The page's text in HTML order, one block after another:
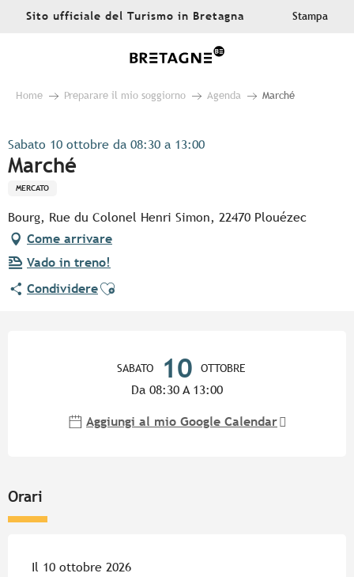
AllerSito ufficiale del Turismo in Bretagna Stampa
Home Preparare il mio soggiorno Agenda Marché
Sabato 10 ottobre da 08:30 a 13:00
Marché
MERCATO
Bourg, Rue du Colonel Henri Simon, 22470 Plouézec
Come arrivare
Vado in treno!
CondividereAjouter aux favoris
SABATO 10 OTTOBRE
Da 08:30 A 13:00
Aggiungi al mio Google Calendar
Orari
Il 10 ottobre 2026